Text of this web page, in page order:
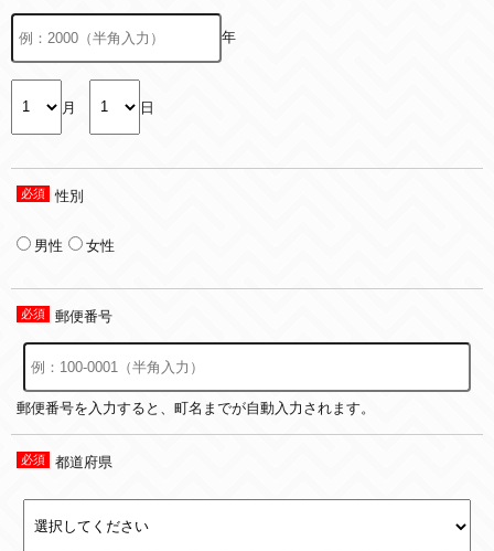
年
月 日
性別
男性 女性
郵便番号
郵便番号を入力すると、町名までが自動入力されます。
都道府県